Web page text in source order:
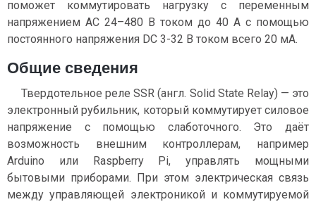
поможет коммутировать нагрузку с переменным
напряжением AC 24–480 В током до 40 А с помощью
постоянного напряжения DC 3-32 В током всего 20 мА.
Общие сведения
Твердотельное реле SSR (англ. Solid State Relay) — это
электронный рубильник, который коммутирует силовое
напряжение с помощью слаботочного. Это даёт
возможность внешним контроллерам, например
Arduino или Raspberry Pi, управлять мощными
бытовыми приборами. При этом электрическая связь
между управляющей электроникой и коммутируемой